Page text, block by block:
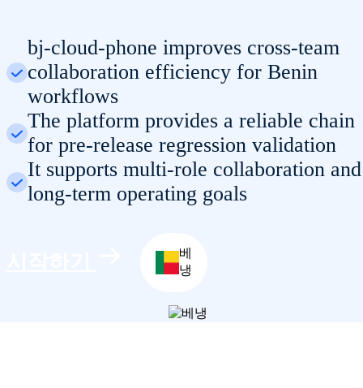
bj-cloud-phone improves cross-team
collaboration efficiency for Benin
workflows
The platform provides a reliable chain
for pre-release regression validation
It supports multi-role collaboration and
long-term operating goals
베
냉